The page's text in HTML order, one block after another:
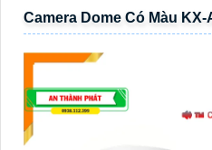
Camera Dome Có Màu KX-